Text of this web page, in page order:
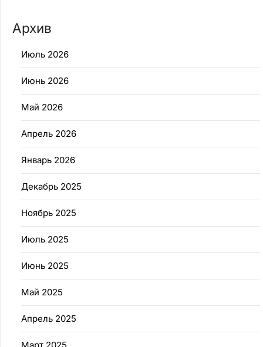
Архив
Июль 2026
Июнь 2026
Май 2026
Апрель 2026
Январь 2026
Декабрь 2025
Ноябрь 2025
Июль 2025
Июнь 2025
Май 2025
Апрель 2025